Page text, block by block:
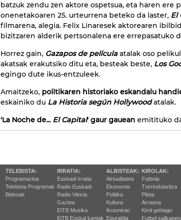
batzuk zendu zen aktore ospetsua, eta haren ere
onenetakoaren 25. urteurrena beteko da laster, El
filmarena, alegia. Felix Linaresek aktorearen
bizitzaren alderik pertsonalena ere errepasatuko
Horrez gain, Gazapos de películaatalak oso
akatsak erakutsiko ditu eta, besteak beste, Los
egingo dute ikus-entzuleek.
Amaitzeko, politikaren historiako eskandalu
eskainiko du La Historia según Hollywoodatalak.
'La Noche de... El Capital' gaur gauean emitituko
TELEBISTA:
Programazioa
Telebista Programak
Bideoak
IRRATIA:
Euskadi Irratia
Radio Euskadi
Radio Vitoria
Gaztea
EITB Musika
EiTB Euskal kantak
ALBISTEAK:
Aktualitatea
Ekonomia
Politika
Kultura
Ikusmiran
Eguraldia
KIROLAK:
Futbola
Txirrindularitza
Pilota
Arrauna
Kirol gehiago
Futbol